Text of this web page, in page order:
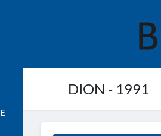
DION - 1991